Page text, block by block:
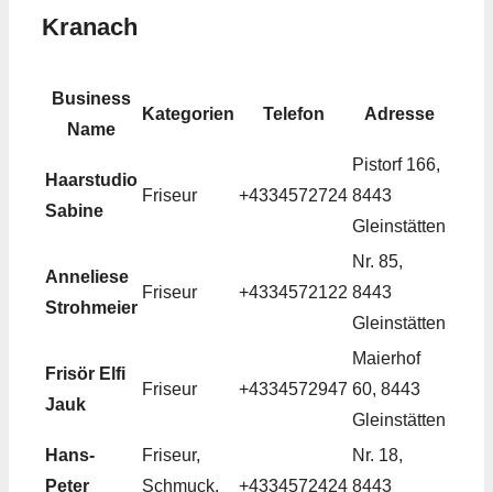
Kranach
Business
Name
Kategorien Telefon Adresse
Haarstudio
Sabine
Friseur +4334572724
Pistorf 166,
8443
Gleinstätten
Anneliese
Strohmeier
Friseur +4334572122
Nr. 85,
8443
Gleinstätten
Frisör Elfi
Jauk
Friseur +4334572947
Maierhof
60, 8443
Gleinstätten
Hans-
Peter
Friseur,
Schmuck,
+4334572424
Nr. 18,
8443